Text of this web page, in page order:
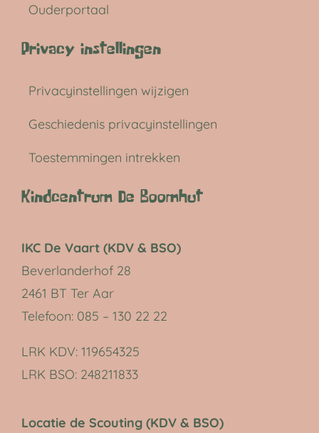
Ouderportaal
Privacy instellingen
Privacyinstellingen wijzigen
Geschiedenis privacyinstellingen
Toestemmingen intrekken
Kindcentrum De Boomhut
IKC De Vaart (KDV & BSO)
Beverlanderhof 28
2461 BT Ter Aar
Telefoon: 085 – 130 22 22
LRK KDV: 119654325
LRK BSO: 248211833
Locatie de Scouting (KDV & BSO)